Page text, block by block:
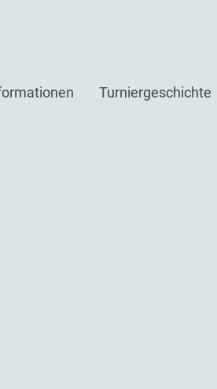
Turniergeschichte